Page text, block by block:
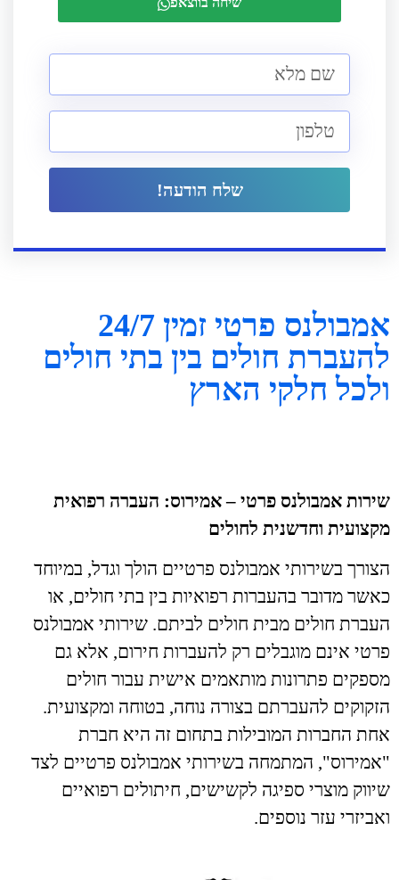
שלח הודעה!
אמבולנס פרטי זמין 24/7
להעברת חולים בין בתי חולים
ולכל חלקי הארץ
שירות אמבולנס פרטי – אמירוס: העברה רפואית
מקצועית וחדשנית לחולים
הצורך בשירותי אמבולנס פרטיים הולך וגדל, במיוחד
כאשר מדובר בהעברות רפואיות בין בתי חולים, או
העברת חולים מבית חולים לביתם. שירותי אמבולנס
פרטי אינם מוגבלים רק להעברות חירום, אלא גם
מספקים פתרונות מותאמים אישית עבור חולים
הזקוקים להעברתם בצורה נוחה, בטוחה ומקצועית.
אחת החברות המובילות בתחום זה היא חברת
"אמירוס", המתמחה בשירותי אמבולנס פרטיים לצד
שיווק מוצרי ספיגה לקשישים, חיתולים רפואיים
ואביזרי עזר נוספים.